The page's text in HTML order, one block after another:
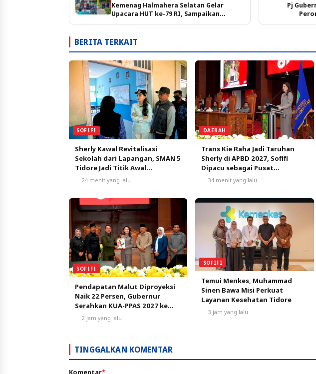
Kemenag Halmahera Selatan Gelar
Upacara HUT ke-79 RI, Sampaikan
Amanah Menag
Pj
BERITA TERKAIT
SOFIFI
Sherly Kawal Revitalisasi
Sekolah dari Lapangan, SMAN 5
Tidore Jadi Titik Awal
Pendidikan Bermutu
24 menit yang lalu
DAERAH
Trans Kie Raha Jadi Taruhan
Sherly di APBD 2027, Sofifi
Dipacu sebagai Pusat
Pertumbuhan
34 menit yang lalu
SOFIFI
Pendapatan Malut Diproyeksi
Naik 22 Persen, Gubernur
Serahkan KUA-PPAS 2027 ke
DPRD
2 jam yang lalu
SOFIFI
Temui Menkes, Muhammad
Sinen Bawa Misi Perkuat
Layanan Kesehatan Tidore
3 jam yang lalu
TINGGALKAN KOMENTAR
Komentar*